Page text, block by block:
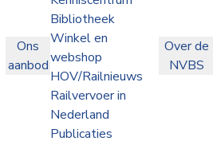
Ons
aanbod
Bibliotheek
Winkel en
webshop
HOV/Railnieuws
Railvervoer in
Nederland
Publicaties
Over de
NVBS